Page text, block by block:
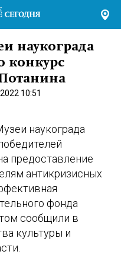
наукограда
конкурс
10:51
наукограда
предоставление
антикризисных
фонда
сообщили в
культуры и